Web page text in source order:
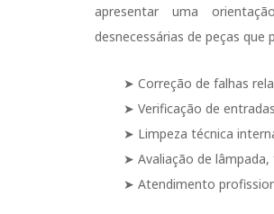
apresentar uma
desnecessárias de peças
➤ Correção de falhas
➤ Verificação de
➤ Limpeza técnica
➤ Avaliação de
➤ Atendimento